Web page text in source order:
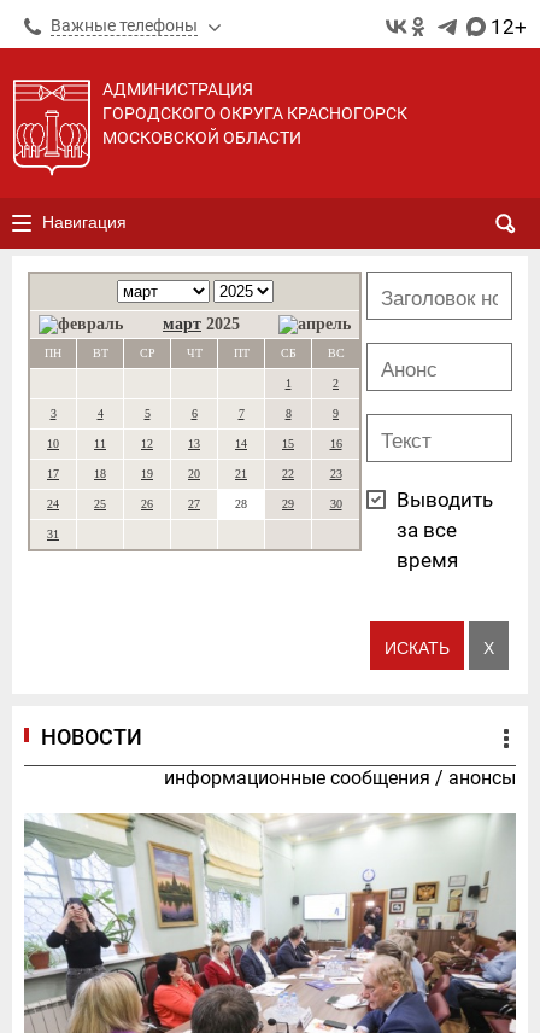
Важные телефоны 12+
АДМИНИСТРАЦИЯ
ГОРОДСКОГО ОКРУГА КРАСНОГОРСК
МОСКОВСКОЙ ОБЛАСТИ
Навигация
март 2025
ПН ВТ СР ЧТ ПТ СБ ВС
1 2
3 4 5 6 7 8 9
10 11 12 13 14 15 16
17 18 19 20 21 22 23
24 25 26 27 28 29 30
31
Выводить
за все
время
НОВОСТИ
информационные сообщения / анонсы